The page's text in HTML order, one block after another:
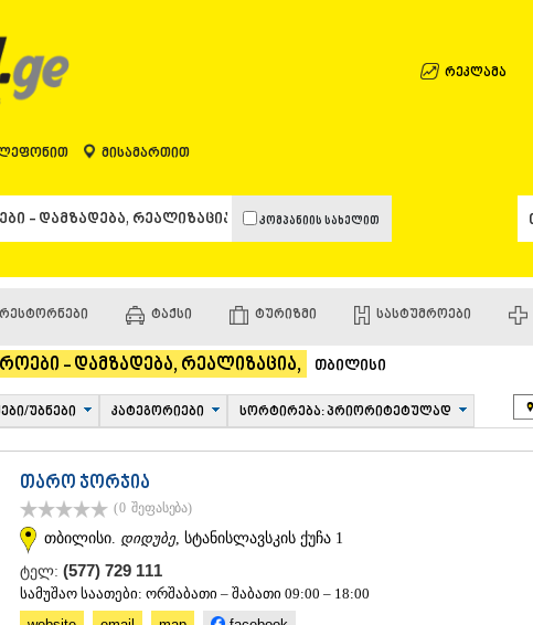
რეკლამა
მისამართით
კომპანიის სახელით
ᲠᲔᲡᲢᲝᲠᲜᲔᲑᲘ ᲢᲐᲥᲡᲘ ᲢᲣᲠᲘᲖᲛᲘ ᲡᲐᲡᲢᲣᲛᲠᲝᲔᲑᲘ
- დამზადება, რეალიზაცია, თბილისი
უბნები კატეგორიები სორტირება: პრიორიტეტულად
თარო ჯორჯია
(0 შეფასება)
თბილისი. დიდუბე , სტანისლავსკის ქუჩა 1
ტელ: (577) 729 111
სამუშაო საათები: ორშაბათი – შაბათი 09:00 – 18:00